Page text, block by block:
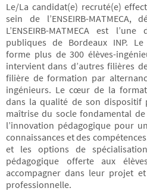
Le/La candidat(e) recruté(e)
sein de l’ENSEIRB-MATMECA,
L’ENSEIRB-MATMECA est
publiques de Bordeaux INP.
forme plus de 300 élèves-
intervient dans d’autres filières
filière de formation par
ingénieurs. Le cœur de la
dans la qualité de son dispositif
maîtrise du socle fondamental
l’innovation pédagogique pour
connaissances et des
et les options de
pédagogique offerte aux
accompagner dans leur projet
professionnelle.